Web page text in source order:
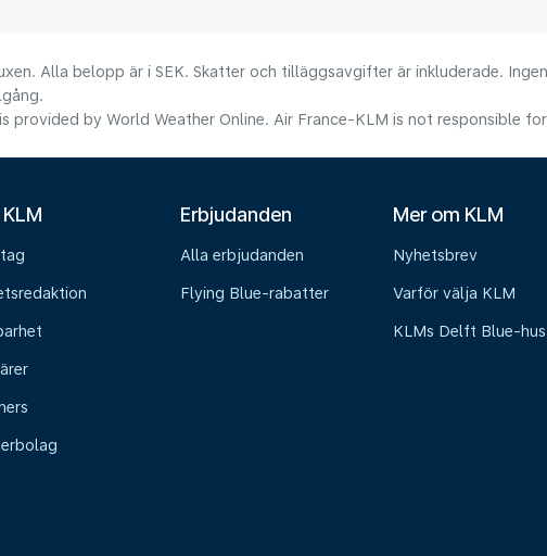
Alla belopp är i SEK. Skatter och tilläggsavgifter är inkluderade.
provided by World Weather Online. Air France-KLM is not responsible
Erbjudanden
Alla erbjudanden
Flying Blue-rabatter
Mer om KLM
Nyhetsbrev
Varför välja KLM
KLMs Delft Blue-hus